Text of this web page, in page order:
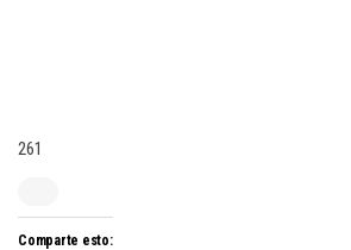
261
Comparte esto: